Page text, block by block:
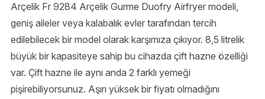
Arçelik Fr 9284 Arçelik Gurme Duofry Airfryer modeli,
geniş aileler veya kalabalık evler tarafından tercih
edilebilecek bir model olarak karşımıza çıkıyor. 8,5 litrelik
büyük bir kapasiteye sahip bu cihazda çift hazne özelliği
var. Çift hazne ile aynı anda 2 farklı yemeği
pişirebiliyorsunuz. Aşırı yüksek bir fiyatı olmadığını